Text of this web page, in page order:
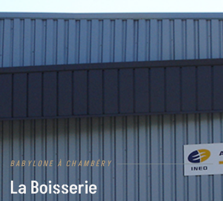
BABYLONE À CHAMBÉRY
La Boisserie